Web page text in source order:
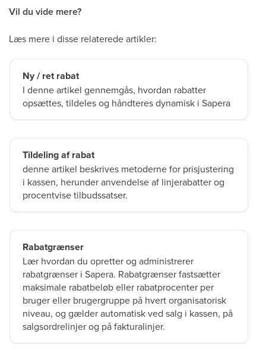
Vil du vide mere?
Læs mere i disse relaterede artikler:
Ny / ret rabat
I denne artikel gennemgås, hvordan rabatter
opsættes, tildeles og håndteres dynamisk i Sapera
Tildeling af rabat
denne artikel beskrives metoderne for prisjustering
i kassen, herunder anvendelse af linjerabatter og
procentvise tilbudssatser.
Rabatgrænser
Lær hvordan du opretter og administrerer
rabatgrænser i Sapera. Rabatgrænser fastsætter
maksimale rabatbeløb eller rabatprocenter per
bruger eller brugergruppe på hvert organisatorisk
niveau, og gælder automatisk ved salg i kassen, på
salgsordrelinjer og på fakturalinjer.